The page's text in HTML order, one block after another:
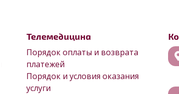
Телемедицина
Порядок оплаты и возврата
платежей
Порядок и условия оказания
услуги